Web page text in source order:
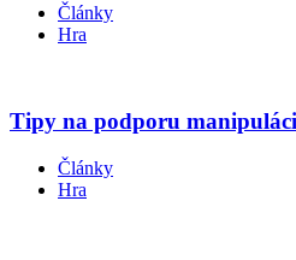
Články
Hra
Tipy na podporu
Články
Hra